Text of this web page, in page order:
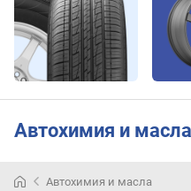
Автохимия и масла
Автохимия и масла